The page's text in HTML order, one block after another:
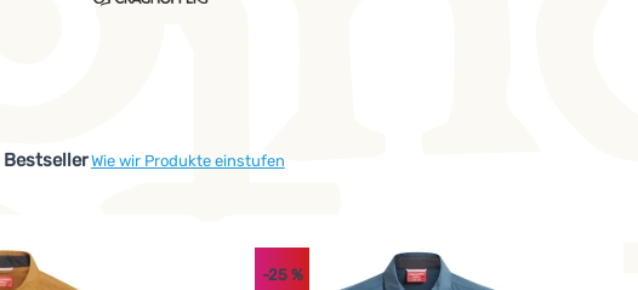
BestsellerWie wir Produkte einstufen
-25%